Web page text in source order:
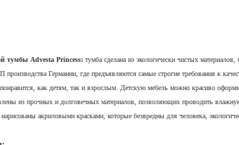
тумбы Advesta Princess: тумба сделана из экологически чистых материалов,
Германии, где предъявляются самые строгие требования к
как детям, так и взрослым. Детскую мебель можно красиво
из прочных и долговечных материалов, позволяющих проводить
акриловыми красками, которые безвредны для человека,